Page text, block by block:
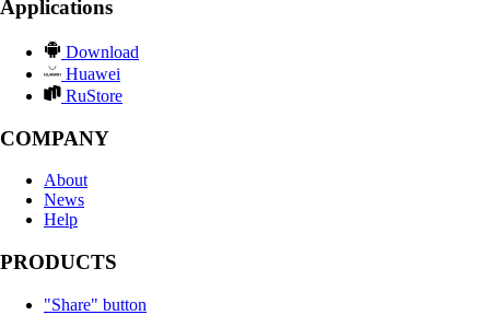
Applications
Download
Huawei
RuStore
COMPANY
About
News
Help
PRODUCTS
"Share" button